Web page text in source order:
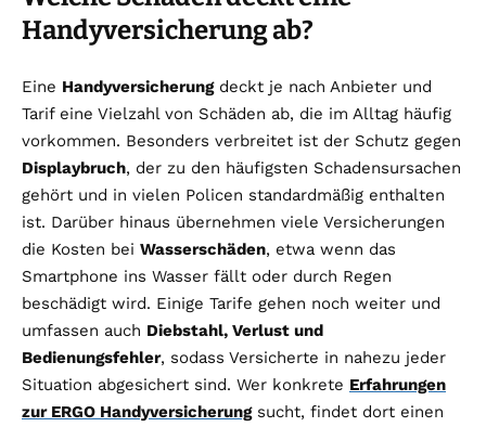
Handyversicherung ab?
Eine Handyversicherungdeckt je nach Anbieter und
Tarif eine Vielzahl von Schäden ab, die im Alltag häufig
vorkommen. Besonders verbreitet ist der Schutz gegen
Displaybruch, der zu den häufigsten Schadensursachen
gehört und in vielen Policen standardmäßig enthalten
ist. Darüber hinaus übernehmen viele Versicherungen
die Kosten bei Wasserschäden, etwa wenn das
Smartphone ins Wasser fällt oder durch Regen
beschädigt wird. Einige Tarife gehen noch weiter und
umfassen auch Diebstahl, Verlust und
Bedienungsfehler, sodass Versicherte in nahezu jeder
Situation abgesichert sind. Wer konkrete Erfahrungen
zur ERGO Handyversicherungsucht, findet dort einen